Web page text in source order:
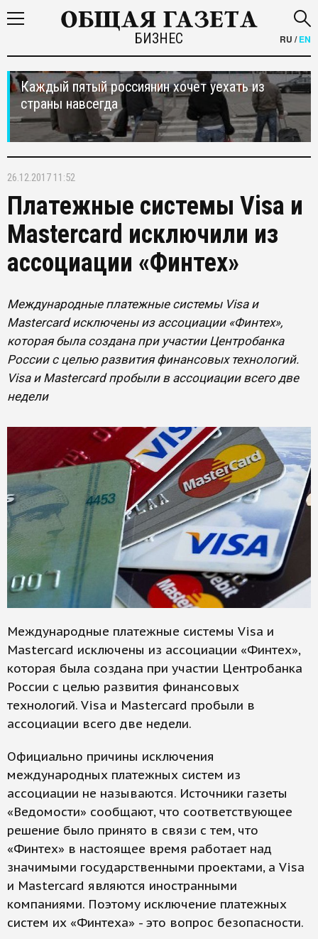
БИЗНЕС RU /EN
Каждый пятый россиянин хочет уехать из
страны навсегда
26.12.2017 11:52
Платежные системы Visa и
Mastercard исключили из
ассоциации «Финтех»
Международные платежные системы Visa и
Mastercard исключены из ассоциации «Финтех»,
которая была создана при участии Центробанка
России с целью развития финансовых технологий.
Visa и Mastercard пробыли в ассоциации всего две
недели
Международные платежные системы Visa и
Mastercard исключены из ассоциации «Финтех»,
которая была создана при участии Центробанка
России с целью развития финансовых
технологий. Visa и Mastercard пробыли в
ассоциации всего две недели.
Официально причины исключения
международных платежных систем из
ассоциации не называются. Источники газеты
«Ведомости» сообщают, что соответствующее
решение было принято в связи с тем, что
«Финтех» в настоящее время работает над
значимыми государственными проектами, а Visa
и Mastercard являются иностранными
компаниями. Поэтому исключение платежных
систем их «Финтеха» - это вопрос безопасности.